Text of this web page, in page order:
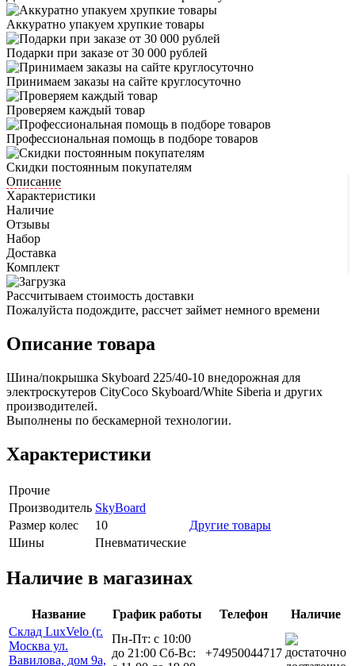
Аккуратно упакуем хрупкие товары
Подарки при заказе от 30 000 рублей
Принимаем заказы на сайте круглосуточно
Проверяем каждый товар
Профессиональная помощь в подборе товаров
Скидки постоянным покупателям
Описание
Характеристики
Наличие
Отзывы
Набор
Доставка
Комплект
Рассчитываем стоимость доставки
Пожалуйста подождите, рассчет займет немного времени
Описание товара
Шина/покрышка Skyboard 225/40-10 внедорожная для
электроскутеров CityCoco Skyboard/White Siberia и других
производителей.
Выполнены по бескамерной технологии.
Характеристики
Прочие
Производитель SkyBoard
Размер колес
10
Другие товары
Шины
Пневматические
Наличие в магазинах
Название График работы Телефон
Наличие
Склад LuxVelo (г.
Москва ул.
Вавилова, дом 9а,
Пн-Пт: с 10:00
до 21:00 Сб-Вс:
+74950044717